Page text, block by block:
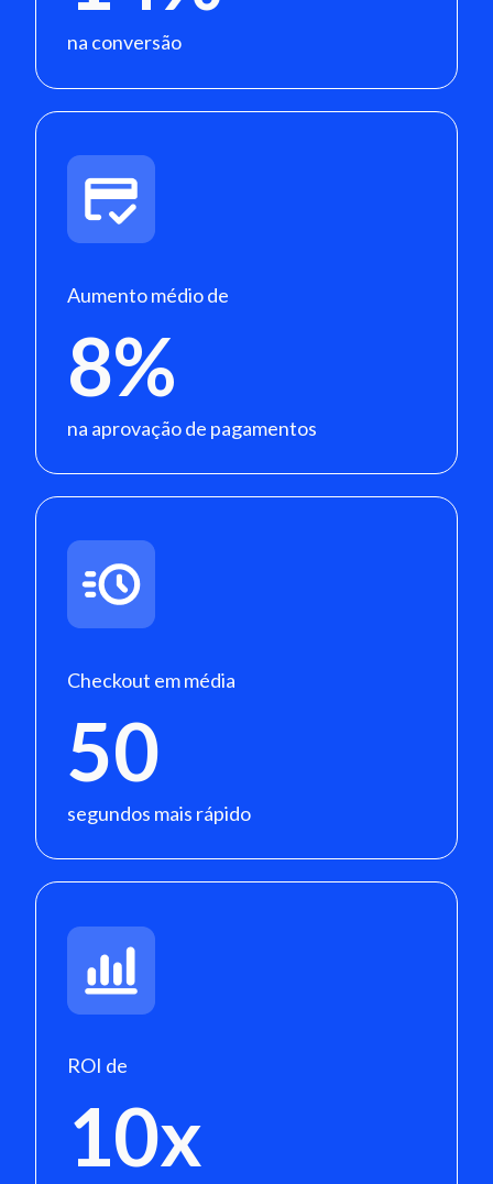
na conversão
Aumento médio de
8%
na aprovação de pagamentos
Checkout em média
50
segundos mais rápido
ROI de
10x